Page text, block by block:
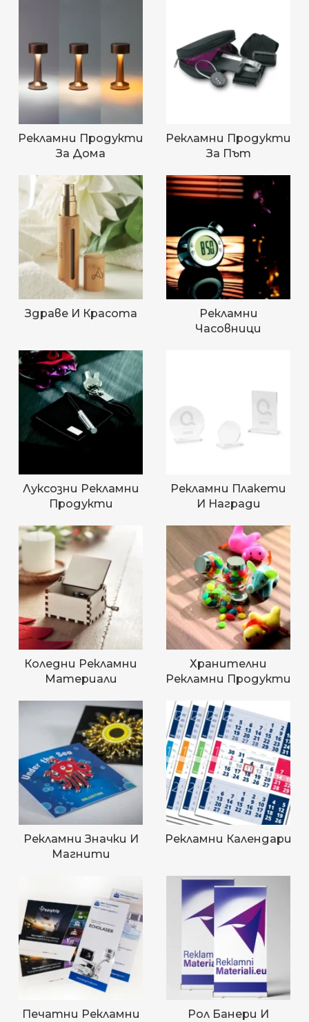
Рекламни Продукти
За Дома
Рекламни Продукти
За Път
Здраве И Красота
Рекламни
Часовници
Луксозни Рекламни
Продукти
Рекламни Плакети
И Награди
Коледни Рекламни
Материали
Хранителни
Рекламни Продукти
Рекламни Значки И
Магнити
Рекламни Календари
Печатни Рекламни
Рол Банери И